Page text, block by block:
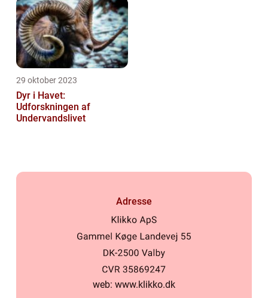
29 oktober 2023
Dyr i Havet:
Udforskningen af
Undervandslivet
Adresse
web: www.klikko.dk